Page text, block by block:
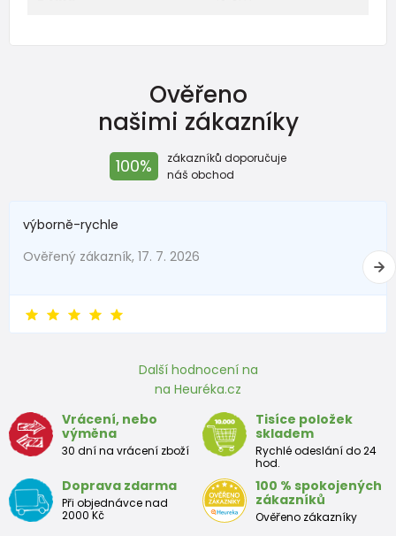
Ověřeno
našimi zákazníky
100%
zákazníků doporučuje
náš obchod
výborně-rychle
Ověřený zákazník, 17. 7. 2026
Další hodnocení na
na Heuréka.cz
Vrácení, nebo
výměna
30 dní na vrácení zboží
Tisíce položek
skladem
Rychlé odeslání do 24
hod.
Doprava zdarma
Při objednávce nad
2000 Kč
100 % spokojených
zákazníků
Ověřeno zákazníky